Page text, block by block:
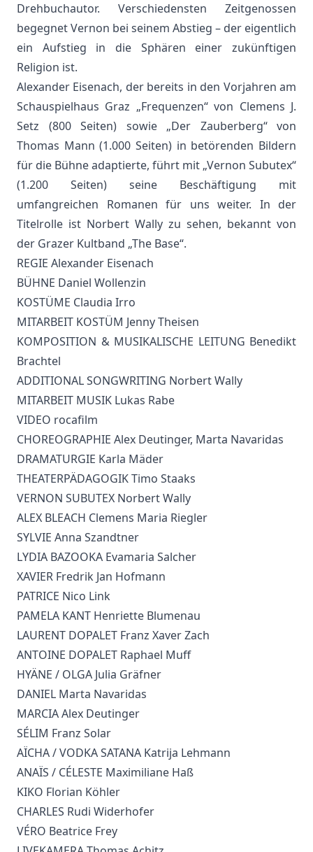
Drehbuchautor. Verschiedensten Zeitgenossen
begegnet Vernon bei seinem Abstieg – der eigentlich
ein Aufstieg in die Sphären einer zukünftigen
Religion ist.
Alexander Eisenach, der bereits in den Vorjahren am
Schauspielhaus Graz „Frequenzen“ von Clemens J.
Setz (800 Seiten) sowie „Der Zauberberg“ von
Thomas Mann (1.000 Seiten) in betörenden Bildern
für die Bühne adaptierte, führt mit „Vernon Subutex“
(1.200 Seiten) seine Beschäftigung mit
umfangreichen Romanen für uns weiter. In der
Titelrolle ist Norbert Wally zu sehen, bekannt von
der Grazer Kultband „The Base“.
REGIE Alexander Eisenach
BÜHNE Daniel Wollenzin
KOSTÜME Claudia Irro
MITARBEIT KOSTÜM Jenny Theisen
KOMPOSITION & MUSIKALISCHE LEITUNG Benedikt
Brachtel
ADDITIONAL SONGWRITING Norbert Wally
MITARBEIT MUSIK Lukas Rabe
VIDEO rocafilm
CHOREOGRAPHIE Alex Deutinger, Marta Navaridas
DRAMATURGIE Karla Mäder
THEATERPÄDAGOGIK Timo Staaks
VERNON SUBUTEX Norbert Wally
ALEX BLEACH Clemens Maria Riegler
SYLVIE Anna Szandtner
LYDIA BAZOOKA Evamaria Salcher
XAVIER Fredrik Jan Hofmann
PATRICE Nico Link
PAMELA KANT Henriette Blumenau
LAURENT DOPALET Franz Xaver Zach
ANTOINE DOPALET Raphael Muff
HYÄNE / OLGA Julia Gräfner
DANIEL Marta Navaridas
MARCIA Alex Deutinger
SÉLIM Franz Solar
AÏCHA / VODKA SATANA Katrija Lehmann
ANAÏS / CÉLESTE Maximiliane Haß
KIKO Florian Köhler
CHARLES Rudi Widerhofer
VÉRO Beatrice Frey